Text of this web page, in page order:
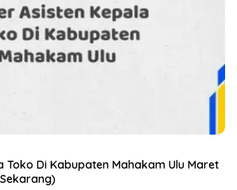
Toko Di Kabupaten Mahakam Ulu Maret